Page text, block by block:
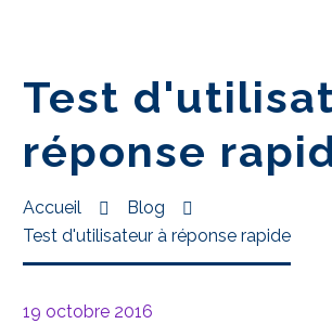
Test
réponse
Accueil
Blog
Test d'utilisateur à réponse rapide
19 octobre 2016